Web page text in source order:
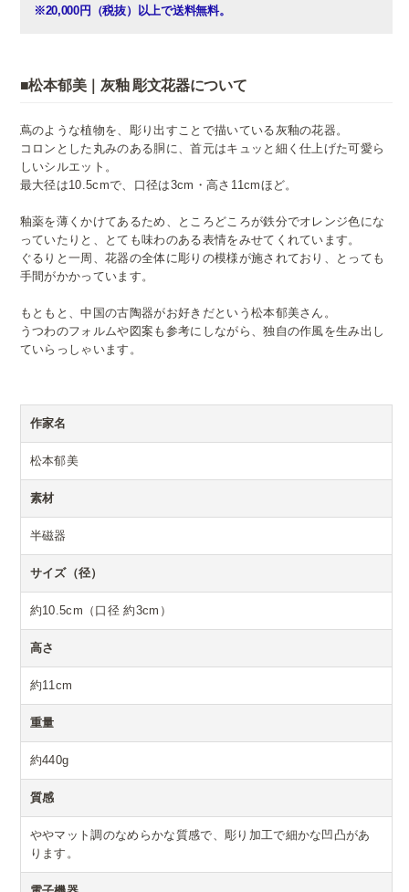
※20,000円（税抜）以上で送料無料。
■松本郁美｜灰釉 彫文花器について
蔦のような植物を、彫り出すことで描いている灰釉の花器。
コロンとした丸みのある胴に、首元はキュッと細く仕上げた可愛ら
しいシルエット。
最大径は10.5cmで、口径は3cm・高さ11cmほど。
釉薬を薄くかけてあるため、ところどころが鉄分でオレンジ色にな
っていたりと、とても味わのある表情をみせてくれています。
ぐるりと一周、花器の全体に彫りの模様が施されており、とっても
手間がかかっています。
もともと、中国の古陶器がお好きだという松本郁美さん。
うつわのフォルムや図案も参考にしながら、独自の作風を生み出し
ていらっしゃいます。
作家名
松本郁美
素材
半磁器
サイズ（径）
約10.5cm（口径 約3cm）
高さ
約11cm
重量
約440g
質感
ややマット調のなめらかな質感で、彫り加工で細かな凹凸があ
ります。